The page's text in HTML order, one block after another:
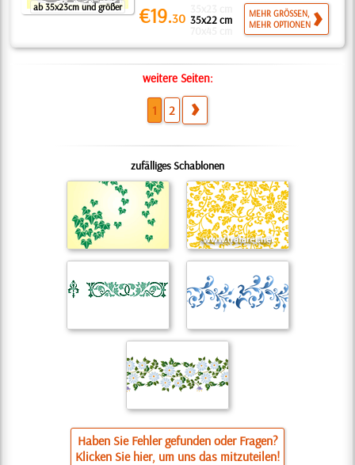
ab 35x23cm und größer €19.30 35x22 cm
MEHR GRÖSSEN,
MEHR OPTIONEN
weitere Seiten:
1 2
zufälliges Schablonen
Haben Sie Fehler gefunden oder Fragen?
Klicken Sie hier, um uns das mitzuteilen!